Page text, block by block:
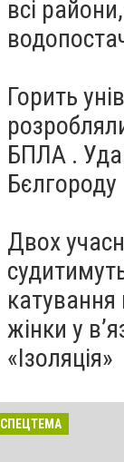
всі
Горить
БПЛА .
Бєлгороду
Двох
катування
жінки у
«Ізоляція»
СПЕЦТЕМА